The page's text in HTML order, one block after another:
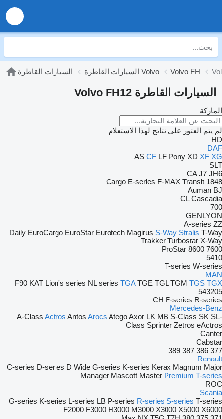
السيارات القاطرة السيارات القاطرة Volvo Volvo FH
السيارات القاطرة Volvo FH12
الماركة
لم يتم العثور على نتائج لهذا الاستعلام
HD
DAF
AS CF LF Pony XD XF XG
SLT
CA J7 JH6
1848
Cargo E-series F-MAX Transit
Auman BJ
CL Cascadia
700
GENLYON
A-series ZZ
Daily EuroCargo EuroStar Eurotech Magirus S-Way Stralis T-Way
Trakker Turbostar X-Way
7600
8600
ProStar
5410
T-series W-series
MAN
F90 KAT Lion's series NL series TGA TGE TGL TGM TGS TGX
543205
CH F-series R-series
Mercedes-Benz
A-Class Actros Antos Arocs AtegoAxor LK MB S-Class SK SL-
Class Sprinter Zetros eActros
Canter
Cabstar
377
386
387
389
Renault
C-series D-series D Wide G-series K-series Kerax Magnum Major
Manager Mascott Master Premium T-series
ROC
Scania
G-series K-series L-series LB P-series R-series S-series T-series
F2000 F3000 H3000 M3000 X3000 X5000 X6000